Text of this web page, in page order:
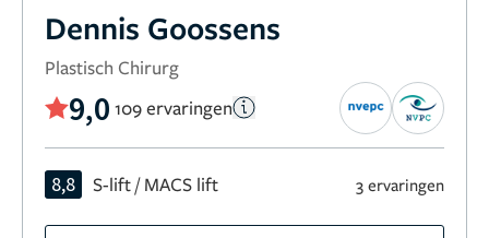
Dennis Goossens
Plastisch Chirurg
9,0 109 ervaringen
8,8 S-lift / MACS lift 3 ervaringen